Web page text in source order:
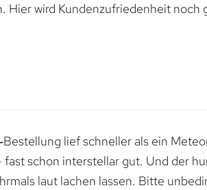
Hier wird Kundenzufriedenheit noch
lief schneller als ein
schon interstellar gut. Und der
laut lachen lassen. Bitte